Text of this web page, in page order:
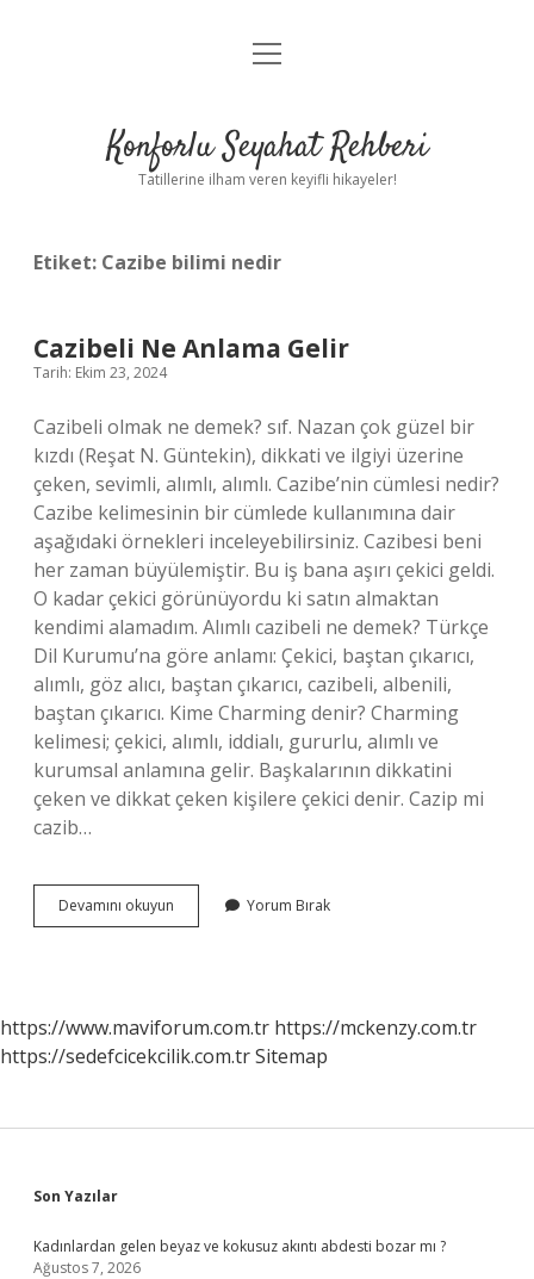
Anasayfa
Yasal Uyarı
menüyü
Konforlu Seyahat Rehberi
Tatillerine ilham veren keyifli hikayeler!
Etiket: Cazibe bilimi nedir
Cazibeli Ne Anlama Gelir
Tarih: Ekim 23, 2024
Cazibeli olmak ne demek? sıf. Nazan çok güzel bir
kızdı (Reşat N. Güntekin), dikkati ve ilgiyi üzerine
çeken, sevimli, alımlı, alımlı. Cazibe’nin cümlesi nedir?
Cazibe kelimesinin bir cümlede kullanımına dair
aşağıdaki örnekleri inceleyebilirsiniz. Cazibesi beni
her zaman büyülemiştir. Bu iş bana aşırı çekici geldi.
O kadar çekici görünüyordu ki satın almaktan
kendimi alamadım. Alımlı cazibeli ne demek? Türkçe
Dil Kurumu’na göre anlamı: Çekici, baştan çıkarıcı,
alımlı, göz alıcı, baştan çıkarıcı, cazibeli, albenili,
baştan çıkarıcı. Kime Charming denir? Charming
kelimesi; çekici, alımlı, iddialı, gururlu, alımlı ve
kurumsal anlamına gelir. Başkalarının dikkatini
çeken ve dikkat çeken kişilere çekici denir. Cazip mi
cazib…
Devamını okuyun Cazibeli
Ne
Yorum Bırak
https://www.maviforum.com.tr https://mckenzy.com.tr
https://sedefcicekcilik.com.trSitemap
Sidebar
Son Yazılar
Kadınlardan gelen beyaz ve kokusuz akıntı abdesti bozar mı ?
Ağustos 7, 2026